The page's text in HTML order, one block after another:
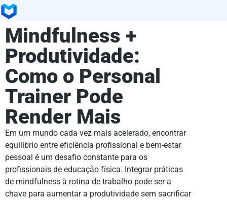
Mindfulness +
Produtividade:
Como o Personal
Trainer Pode
Render Mais
Em um mundo cada vez mais acelerado, encontrar
equilíbrio entre eficiência profissional e bem-estar
pessoal é um desafio constante para os
profissionais de educação física. Integrar práticas
de mindfulness à rotina de trabalho pode ser a
chave para aumentar a produtividade sem sacrificar